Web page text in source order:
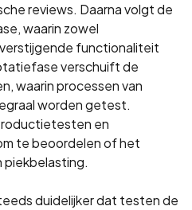
reviews. Daarna volgt de
waarin zowel
functionaliteit
verschuift de
waarin processen van
worden getest.
en
te beoordelen of het
duidelijker dat testen de